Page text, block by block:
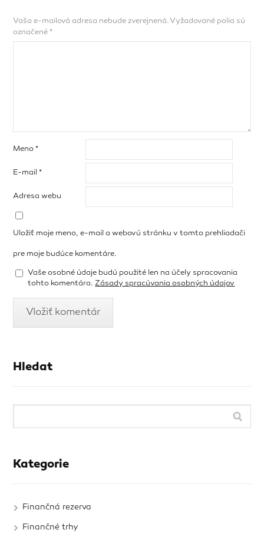
Vaša e-mailová adresa nebude zverejnená.Vyžadované polia sú
označené *
Meno*
E-mail*
Adresa webu
Uložiť moje meno, e-mail a webovú stránku v tomto prehliadači
pre moje budúce komentáre.
Vaše osobné údaje budú použité len na účely spracovania
tohto komentára. Zásady spracúvania osobných údajov
Hledat
Kategorie
Finančná rezerva
Finančné trhy